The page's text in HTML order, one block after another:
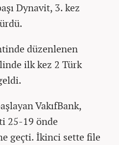
Dynavit, 3. kez
düzenlenen
ilk kez 2 Türk
VakıfBank,
25-19 önde
geçti. İkinci sette file